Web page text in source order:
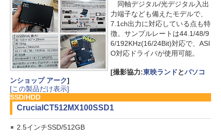
同軸デジタル/光デジタル入出
力端子なども備えたモデルで、
7.1ch出力に対応している点も特
徴。サンプルレートは44.1/48/9
6/192KHz(16/24Bit)対応で、ASI
O対応ドライバが使用可能。
[撮影協力:東映ランドとパソコ
ンショップ アーク]
[この製品だけ表示]
SSD/HDD
Crucial CT512MX100SSD1
2.5インチSSD/512GB